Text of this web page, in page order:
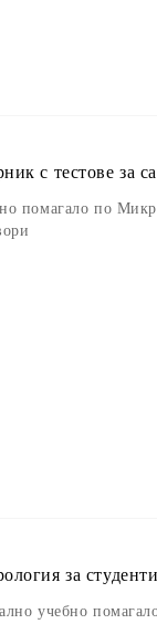
с тестове за
помагало по
за
учебно